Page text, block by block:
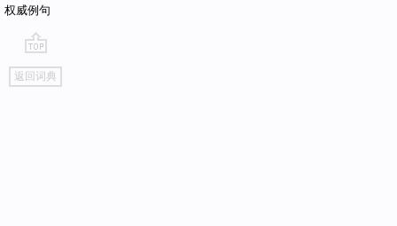
权威例句
go
top
返回词典